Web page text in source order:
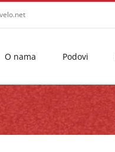
O nama Podovi